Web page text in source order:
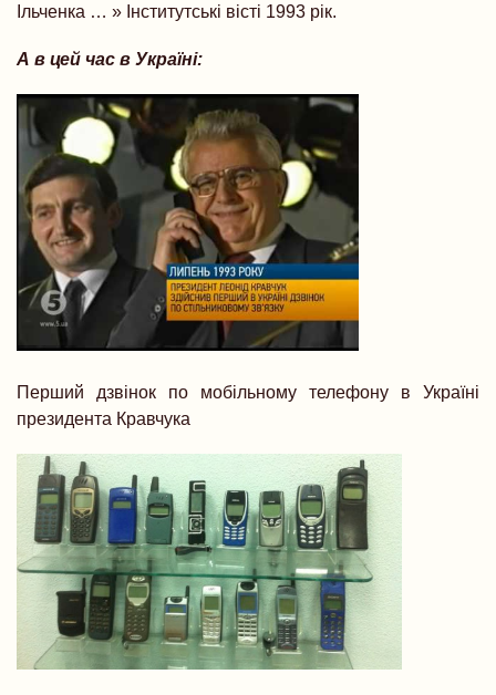
Ільченка … » Інститутські вісті 1993 рік.
А в цей час в Україні:
Перший дзвінок по мобільному телефону в Україні
президента Кравчука